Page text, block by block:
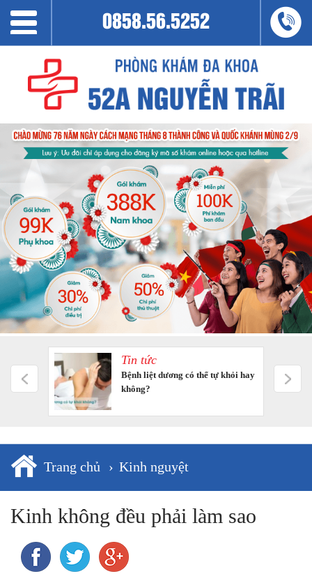
0858.56.5252
tưởng
Tin tức
Bệnh liệt dương có thể tự khỏi hay
không?
Trang chủ › Kinh nguyệt
Kinh không đều phải làm sao